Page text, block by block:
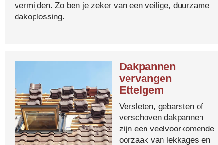
vermijden. Zo ben je zeker van een veilige, duurzame
dakoplossing.
Dakpannen
vervangen
Ettelgem
Versleten, gebarsten of
verschoven dakpannen
zijn een veelvoorkomende
oorzaak van lekkages en